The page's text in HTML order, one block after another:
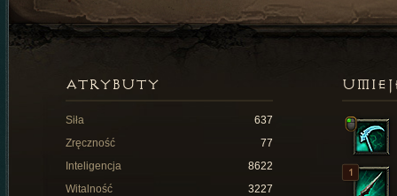
ATRYBUTY
Siła
637
Zręczność
77
Inteligencja
8622
Witalność
3227